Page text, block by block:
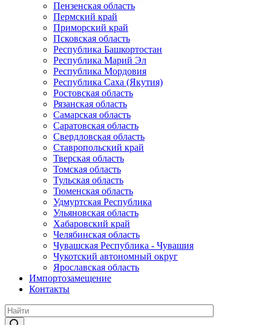
Пензенская область
Пермский край
Приморский край
Псковская область
Республика Башкортостан
Республика Марий Эл
Республика Мордовия
Республика Саха (Якутия)
Ростовская область
Рязанская область
Самарская область
Саратовская область
Свердловская область
Ставропольский край
Тверская область
Томская область
Тульская область
Тюменская область
Удмуртская Республика
Ульяновская область
Хабаровский край
Челябинская область
Чувашская Республика - Чувашия
Чукотский автономный округ
Ярославская область
Импортозамещение
Контакты